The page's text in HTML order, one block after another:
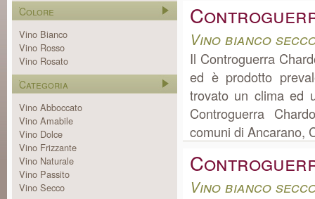
Colore
Vino Bianco
Vino Rosso
Vino Rosato
Categoria
Vino Abboccato
Vino Amabile
Vino Dolce
Vino Frizzante
Vino Naturale
Vino Passito
Vino Secco
Vino bianco
Il Controguerra
ed è prodotto
trovato un clima ed
Controguerra
comuni di Ancarano,
Vino bianco